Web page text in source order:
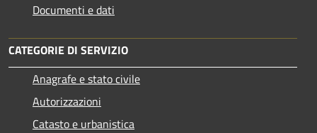
Documenti e dati
CATEGORIE DI SERVIZIO
Anagrafe e stato civile
Autorizzazioni
Catasto e urbanistica